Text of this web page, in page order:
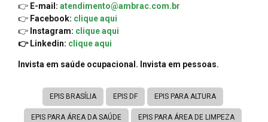
👉 E-mail: atendimento@ambrac.com.br
👉 Facebook: clique aqui
👉 Instagram: clique aqui
👉 Linkedin: clique aqui
Invista em saúde ocupacional. Invista em pessoas.
EPIS BRASÍLIA EPIS DF EPIS PARA ALTURA
EPIS PARA ÁREA DA SAÚDE EPIS PARA ÁREA DE LIMPEZA